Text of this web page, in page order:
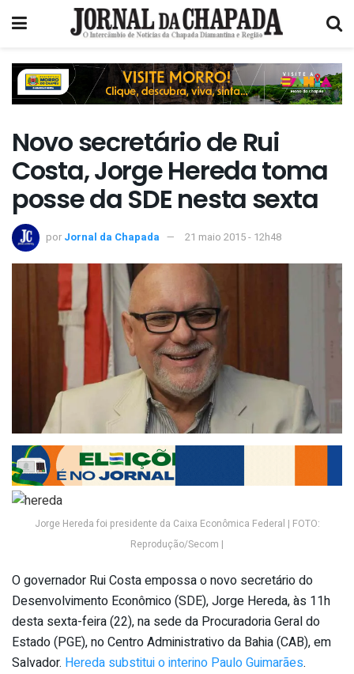
Novo secretário de Rui
Costa, Jorge Hereda toma
posse da SDE nesta sexta
por Jornal da Chapada 21 maio 2015 - 12h48
Jorge Hereda foi presidente da Caixa Econômica Federal | FOTO:
Reprodução/Secom |
O governador Rui Costa empossa o novo secretário do
Desenvolvimento Econômico (SDE), Jorge Hereda, às 11h
desta sexta-feira (22), na sede da Procuradoria Geral do
Estado (PGE), no Centro Administrativo da Bahia (CAB), em
Salvador. Hereda substitui o interino Paulo Guimarães.